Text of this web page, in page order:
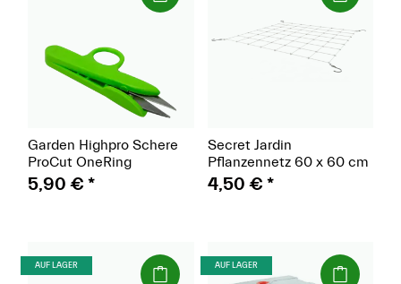
Garden Highpro Schere
ProCut OneRing
5,90 € *
Secret Jardin
Pflanzennetz 60 x 60 cm
4,50 € *
AUF LAGER (Paket) AUF LAGER (Paket)